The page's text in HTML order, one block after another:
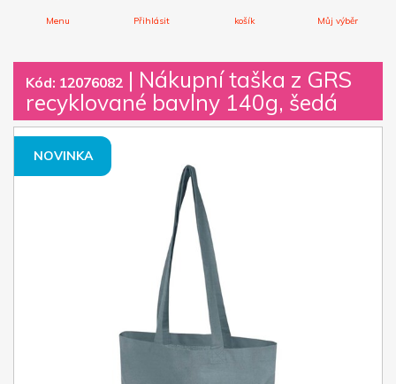
Menu Přihlásit košík Můj výběr
Kód: 12076082 | Nákupní taška z GRS
recyklované bavlny 140g, šedá
NOVINKA